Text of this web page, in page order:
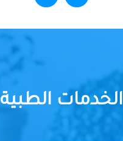
الخدمات الطبية